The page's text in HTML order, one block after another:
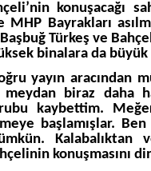
konuşacağı
MHP Bayrakları
Türkeş ve
binalara da büyük
yayın aracından
meydan biraz daha
kaybettim.
başlamışlar.
Kalabalıktan
konuşmasını